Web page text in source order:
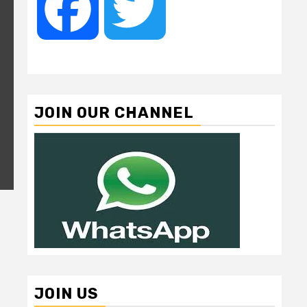
Facebook
JOIN OUR CHANNEL
JOIN US